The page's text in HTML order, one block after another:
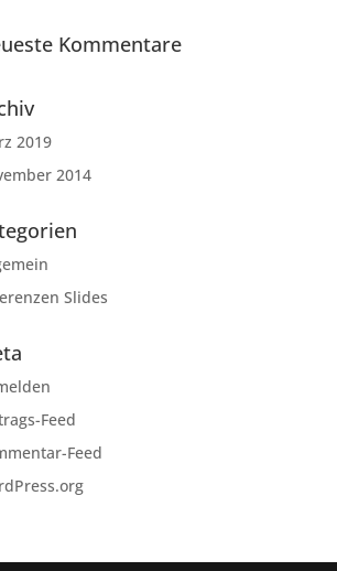
Kommentare
2019
2014
Slides
Feed
Feed